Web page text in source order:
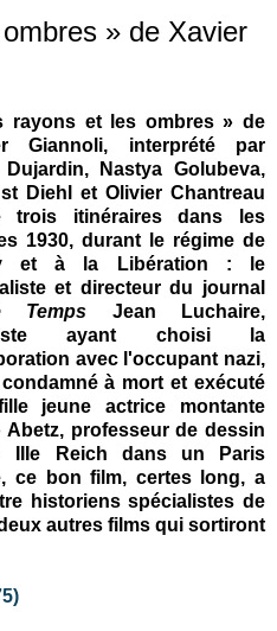
» de Xavier
rayons et les ombres » de
Giannoli, interprété par
Nastya Golubeva,
Diehl et Olivier Chantreau
trois itinéraires dans les
1930, durant le régime de
et à la Libération : le
et directeur du journal
Temps Jean Luchaire,
ayant choisi la
avec l'occupant nazi,
à mort et exécuté
jeune actrice montante
professeur de dessin
IIIe Reich dans un Paris
ce bon film, certes long, a
historiens spécialistes de
autres films qui sortiront